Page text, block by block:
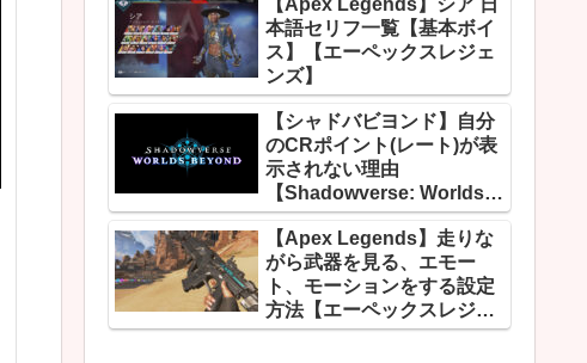
本語セリフ一覧【基本ボイ
ス】【エーペックスレジェ
ンズ】
【シャドバビヨンド】自分
のCRポイント(レート)が表
示されない理由
【Shadowverse: Worlds
Beyond】
【Apex Legends】走りな
がら武器を見る、エモー
ト、モーションをする設定
方法【エーペックスレジェ
ンズ】